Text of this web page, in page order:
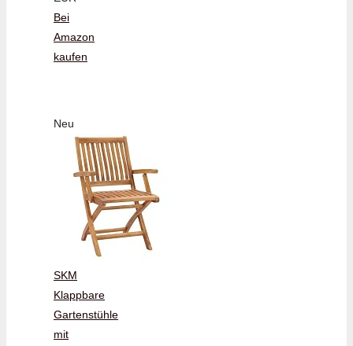
Bei
Amazon
kaufen
Neu
SKM
Klappbare
Gartenstühle
mit